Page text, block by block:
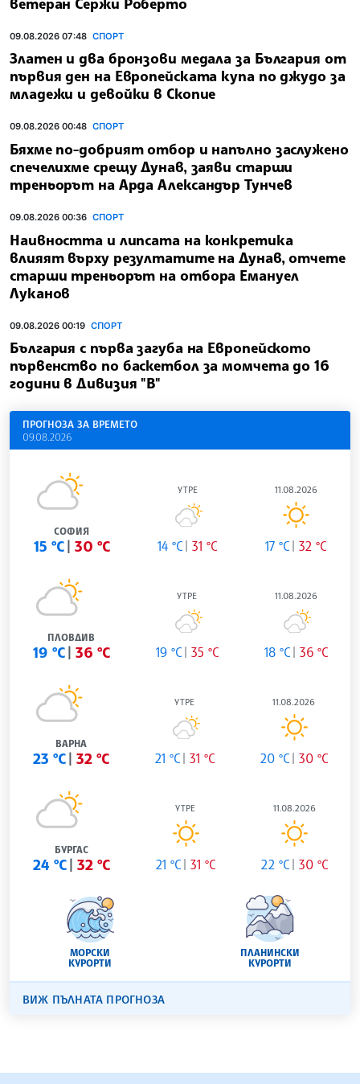
09.08.2026 07:48 СПОРТ
Златен и два бронзови медала за България от
първия ден на Европейската купа по джудо за
младежи и девойки в Скопие
09.08.2026 00:48 СПОРТ
Бяхме по-добрият отбор и напълно заслужено
спечелихме срещу Дунав, заяви старши
треньорът на Арда Александър Тунчев
09.08.2026 00:36 СПОРТ
Наивността и липсата на конкретика
влияят върху резултатите на Дунав, отчете
старши треньорът на отбора Емануел
Луканов
09.08.2026 00:19 СПОРТ
България с първа загуба на Европейското
първенство по баскетбол за момчета до 16
години в Дивизия "В"
ПРОГНОЗА ЗА ВРЕМЕТО
09.08.2026
СОФИЯ
15 °C 30 °C
УТРЕ
14 °C 31 °C
11.08.2026
17 °C 32 °C
ПЛОВДИВ
19 °C 36 °C
УТРЕ
19 °C 35 °C
11.08.2026
18 °C 36 °C
ВАРНА
23 °C 32 °C
УТРЕ
21 °C 31 °C
11.08.2026
20 °C 30 °C
БУРГАС
24 °C 32 °C
УТРЕ
21 °C 31 °C
11.08.2026
22 °C 30 °C
МОРСКИ
КУРОРТИ
ПЛАНИНСКИ
КУРОРТИ
ВИЖ ПЪЛНАТА ПРОГНОЗА